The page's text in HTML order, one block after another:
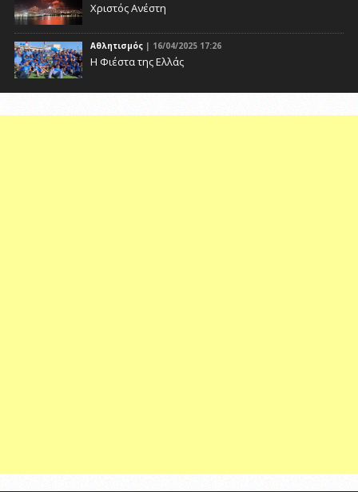
Χριστός Ανέστη
Αθλητισμός | 16/04/2025 17:26
Η Φιέστα της Ελλάς